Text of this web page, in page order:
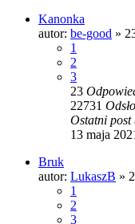
Kanonka
autor: be-good »
1
2
3
23
22731
Ostatni post
13 maja
Bruk
autor: LukaszB »
1
2
3